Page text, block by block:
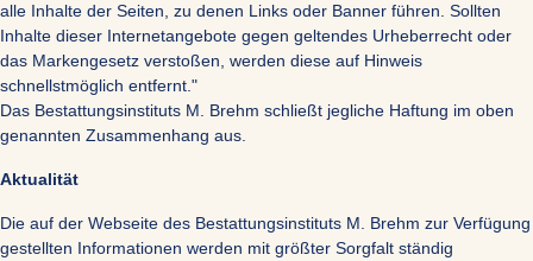
alle Inhalte der Seiten, zu denen Links oder Banner führen. Sollten
Inhalte dieser Internetangebote gegen geltendes Urheberrecht oder
das Markengesetz verstoßen, werden diese auf Hinweis
schnellstmöglich entfernt."
Das Bestattungsinstituts M. Brehm schließt jegliche Haftung im oben
genannten Zusammenhang aus.
Aktualität
Die auf der Webseite des Bestattungsinstituts M. Brehm zur Verfügung
gestellten Informationen werden mit größter Sorgfalt ständig